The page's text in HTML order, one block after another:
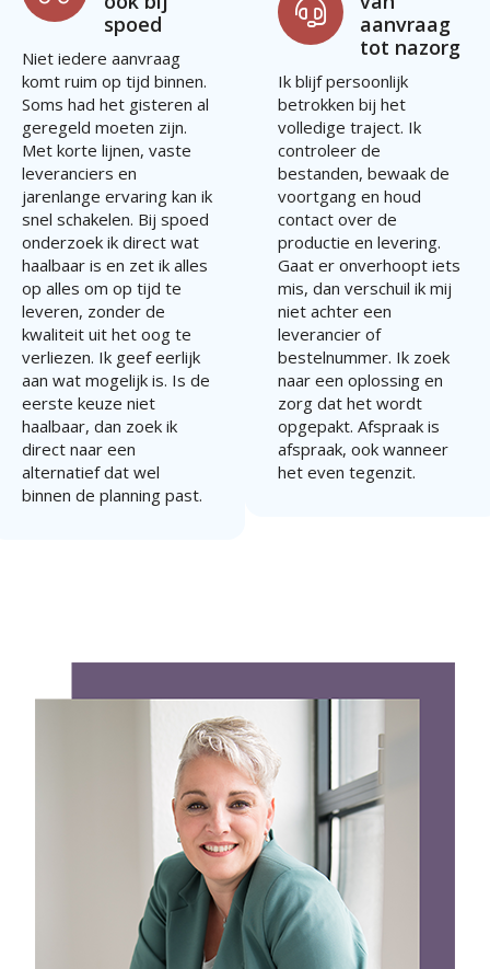
spoed
Niet iedere aanvraag
komt ruim op tijd binnen.
Soms had het gisteren al
geregeld moeten zijn.
Met korte lijnen, vaste
leveranciers en
jarenlange ervaring kan ik
snel schakelen. Bij spoed
onderzoek ik direct wat
haalbaar is en zet ik alles
op alles om op tijd te
leveren, zonder de
kwaliteit uit het oog te
verliezen. Ik geef eerlijk
aan wat mogelijk is. Is de
eerste keuze niet
haalbaar, dan zoek ik
direct naar een
alternatief dat wel
binnen de planning past.
aanvraag
tot nazorg
Ik blijf persoonlijk
betrokken bij het
volledige traject. Ik
controleer de
bestanden, bewaak de
voortgang en houd
contact over de
productie en levering.
Gaat er onverhoopt iets
mis, dan verschuil ik mij
niet achter een
leverancier of
bestelnummer. Ik zoek
naar een oplossing en
zorg dat het wordt
opgepakt. Afspraak is
afspraak, ook wanneer
het even tegenzit.